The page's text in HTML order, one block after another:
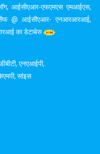
, आईसीएआर-एफएमएस एमआईएस,
@ आईसीएआर- एनआरआरआई,
का डेटाबेस
डीबीटी, एनएआईपी,
, सांइस